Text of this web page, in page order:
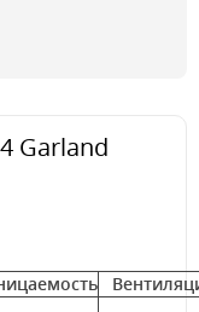
Garland